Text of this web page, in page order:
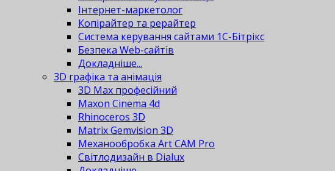
Інтернет-маркетолог
Копірайтер та рерайтер
Система керування сайтами 1С-Бітрікс
Безпека Web-сайтів
Докладніше...
3D графіка та анімація
3D Max професійний
Maxon Cinema 4d
Rhinoceros 3D
Matrix Gemvision 3D
Механообробка Art CAM Pro
Світлодизайн в Dialux